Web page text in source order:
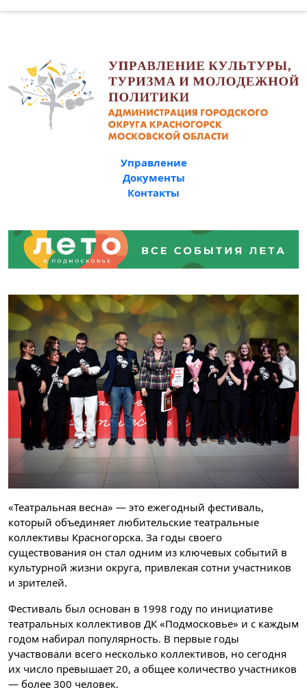
Управление
Документы
Контакты
«Театральная весна» — это ежегодный фестиваль,
который объединяет любительские театральные
коллективы Красногорска. За годы своего
существования он стал одним из ключевых событий в
культурной жизни округа, привлекая сотни участников
и зрителей.
Фестиваль был основан в 1998 году по инициативе
театральных коллективов ДК «Подмосковье» и с каждым
годом набирал популярность. В первые годы
участвовали всего несколько коллективов, но сегодня
их число превышает 20, а общее количество участников
— более 300 человек.